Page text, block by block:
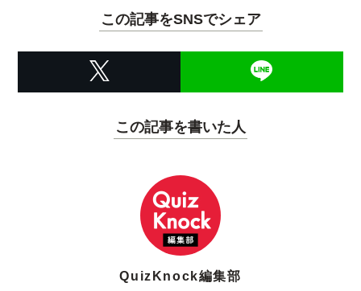
この記事をSNSでシェア
この記事を書いた人
QuizKnock編集部